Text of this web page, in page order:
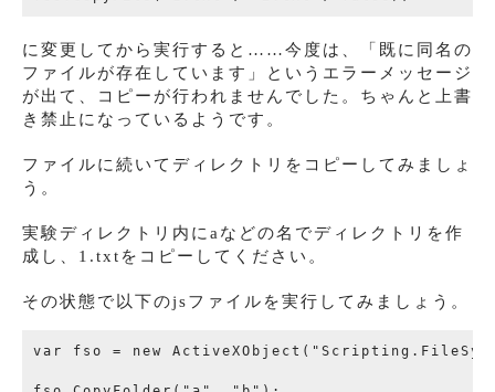
に変更してから実行すると……今度は、「既に同名の
ファイルが存在しています」というエラーメッセージ
が出て、コピーが行われませんでした。ちゃんと上書
き禁止になっているようです。
ファイルに続いてディレクトリをコピーしてみましょ
う。
実験ディレクトリ内にaなどの名でディレクトリを作
成し、1.txtをコピーしてください。
その状態で以下のjsファイルを実行してみましょう。
var fso = new